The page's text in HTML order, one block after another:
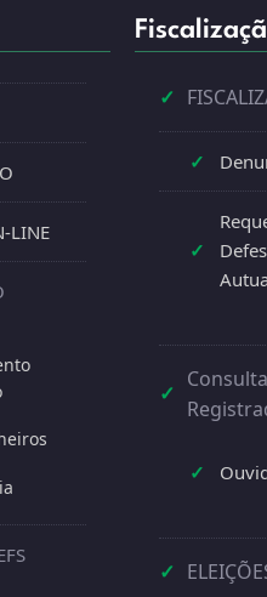
LINE
✓
✓
✓
✓
✓
✓